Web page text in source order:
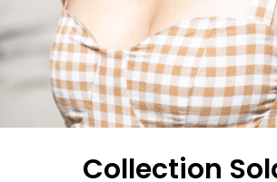
Collection